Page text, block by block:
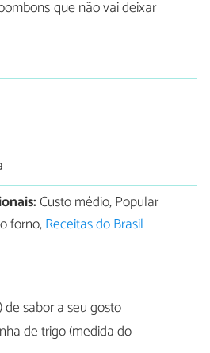
que não vai deixar
Custo médio, Popular
forno,Receitas do Brasil
de sabor a seu gosto
de trigo (medida do